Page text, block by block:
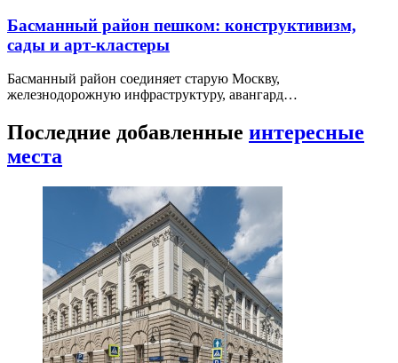
Басманный район пешком: конструктивизм,
сады и арт-кластеры
Басманный район соединяет старую Москву,
железнодорожную инфраструктуру, авангард…
Последние добавленные интересные
места